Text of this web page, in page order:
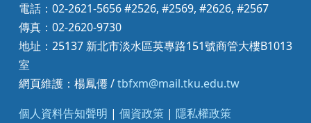
電話：02-2621-5656 #2526, #2569, #2626, #2567
傳真：02-2620-9730
地址：25137 新北市淡水區英專路151號商管大樓B1013
室
網頁維護：楊鳳僊 /tbfxm@mail.tku.edu.tw
個人資料告知聲明 | 個資政策 | 隱私權政策